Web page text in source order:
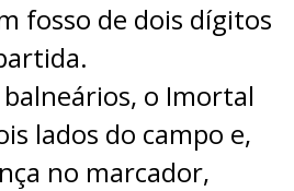
fosso de dois dígitos
o Imortal
lados do campo e,
no marcador,